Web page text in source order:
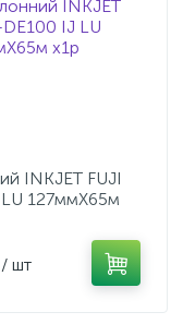
INKJET FUJI
127ммX65м
/ шт